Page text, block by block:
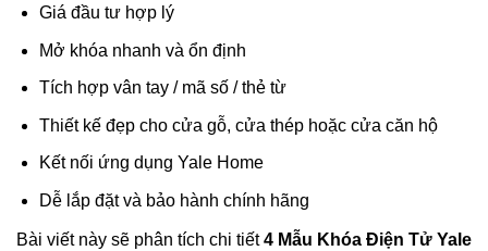
Giá đầu tư hợp lý
Mở khóa nhanh và ổn định
Tích hợp vân tay / mã số / thẻ từ
Thiết kế đẹp cho cửa gỗ, cửa thép hoặc cửa căn hộ
Kết nối ứng dụng Yale Home
Dễ lắp đặt và bảo hành chính hãng
Bài viết này sẽ phân tích chi tiết4 Mẫu Khóa Điện Tử Yale